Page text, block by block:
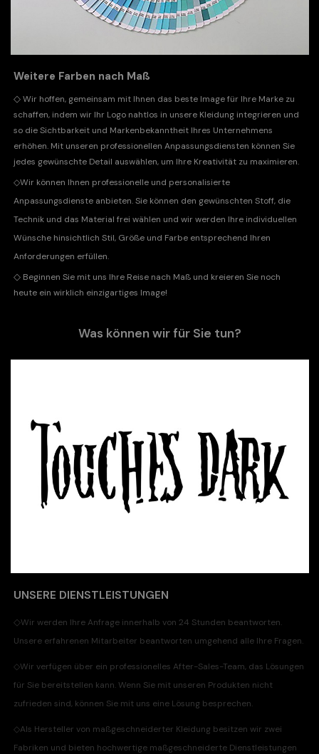
Weitere Farben nach Maß
◇ Wir hoffen, gemeinsam mit Ihnen das beste Image für Ihre Marke zu
schaffen, indem wir Ihr Logo nahtlos in unsere Kleidung integrieren und
so die Sichtbarkeit und Markenbekanntheit Ihres Unternehmens
erhöhen. Mit unseren professionellen Anpassungsdiensten können Sie
jedes gewünschte Detail auswählen, um Ihre Kreativität zu maximieren.
◇Wir können Ihnen professionelle und personalisierte
Anpassungsdienste anbieten. Sie können den gewünschten Stoff, die
Technik und das Material frei wählen und wir werden Ihre individuellen
Wünsche hinsichtlich Stil, Größe und Farbe entsprechend Ihren
Anforderungen erfüllen.
◇ Beginnen Sie mit uns Ihre Reise nach Maß und kreieren Sie noch
heute ein wirklich einzigartiges Image!
Was können wir für Sie tun?
UNSERE DIENSTLEISTUNGEN
◇Wir werden Ihre Anfrage innerhalb von 24 Stunden beantworten.
Unsere erfahrenen Mitarbeiter beantworten umgehend alle Ihre Fragen.
◇Wir verfügen über ein professionelles After-Sales-Team, das Lösungen
für Sie bereitstellen kann. Wenn Sie mit unseren Produkten nicht
zufrieden sind, können Sie mit uns eine Lösung besprechen.
◇Als Hersteller von maßgeschneiderter Kleidung besitzen wir zwei
Fabriken und bieten hochwertige maßgeschneiderte Dienstleistungen